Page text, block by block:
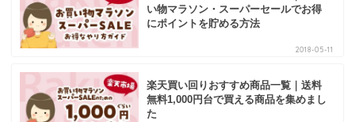
い物マラソン・スーパーセールでお得
にポイントを貯める方法
2018-05-11
楽天買い回りおすすめ商品一覧｜送料
無料1,000円台で買える商品を集めまし
た